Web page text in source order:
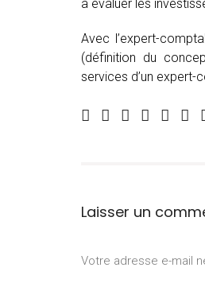
à évaluer les
Avec l’expert-
(définition du
services d’un expert-
Laisser un
Votre adresse e-mail